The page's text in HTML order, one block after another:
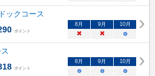
ックコース
ポイント
8月 9月 10月
× × ○
ポイント
8月 9月 10月
○ ○ ○